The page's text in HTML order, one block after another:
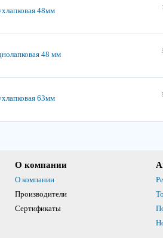
48мм
48 мм
63мм
О компании
О компании
Производители
Сертификаты